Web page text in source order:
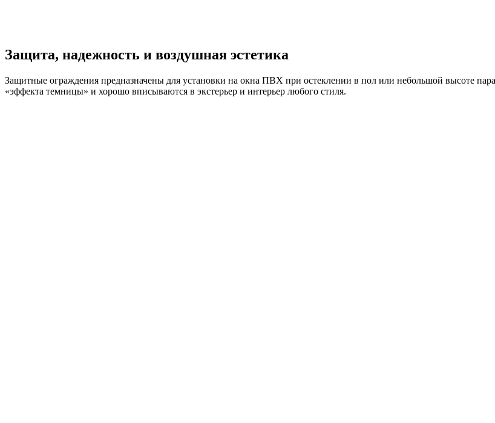
Защита, надежность и воздушная эстетика
Защитные ограждения предназначены для установки на окна ПВХ при остеклении в пол или небольшой высоте
«эффекта темницы» и хорошо вписываются в экстерьер и интерьер любого стиля.